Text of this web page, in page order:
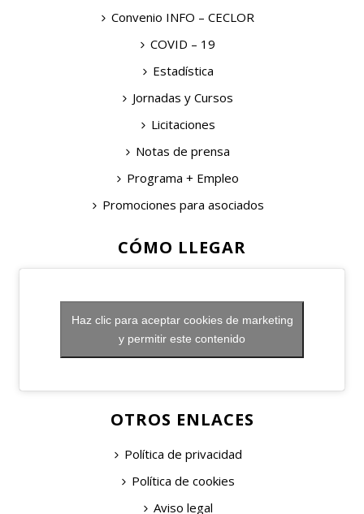
Convenio INFO – CECLOR
COVID – 19
Estadística
Jornadas y Cursos
Licitaciones
Notas de prensa
Programa + Empleo
Promociones para asociados
CÓMO LLEGAR
Haz clic para aceptar cookies de marketing
y permitir este contenido
OTROS ENLACES
Política de privacidad
Política de cookies
Aviso legal